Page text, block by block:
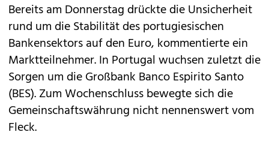
Bereits am Donnerstag drückte die Unsicherheit
rund um die Stabilität des portugiesischen
Bankensektors auf den Euro, kommentierte ein
Marktteilnehmer. In Portugal wuchsen zuletzt die
Sorgen um die Großbank Banco Espirito Santo
(BES). Zum Wochenschluss bewegte sich die
Gemeinschaftswährung nicht nennenswert vom
Fleck.